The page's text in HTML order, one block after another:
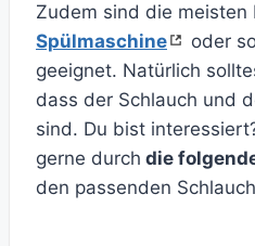
Zudem sind die meisten
Spülmaschine
oder
geeignet. Natürlich
dass der Schlauch und
sind. Du bist
gerne durch die
den passenden